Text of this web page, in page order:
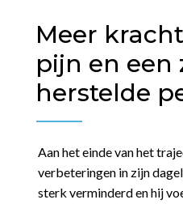
Meer
pijn en een
herstelde
Aan het einde van het
verbeteringen in zijn
sterk verminderd en hij